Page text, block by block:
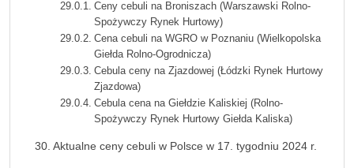
Ceny cebuli na Broniszach (Warszawski Rolno-
Spożywczy Rynek Hurtowy)
Cena cebuli na WGRO w Poznaniu (Wielkopolska
Giełda Rolno-Ogrodnicza)
Cebula ceny na Zjazdowej (Łódzki Rynek Hurtowy
Zjazdowa)
Cebula cena na Giełdzie Kaliskiej (Rolno-
Spożywczy Rynek Hurtowy Giełda Kaliska)
Aktualne ceny cebuli w Polsce w 17. tygodniu 2024 r.